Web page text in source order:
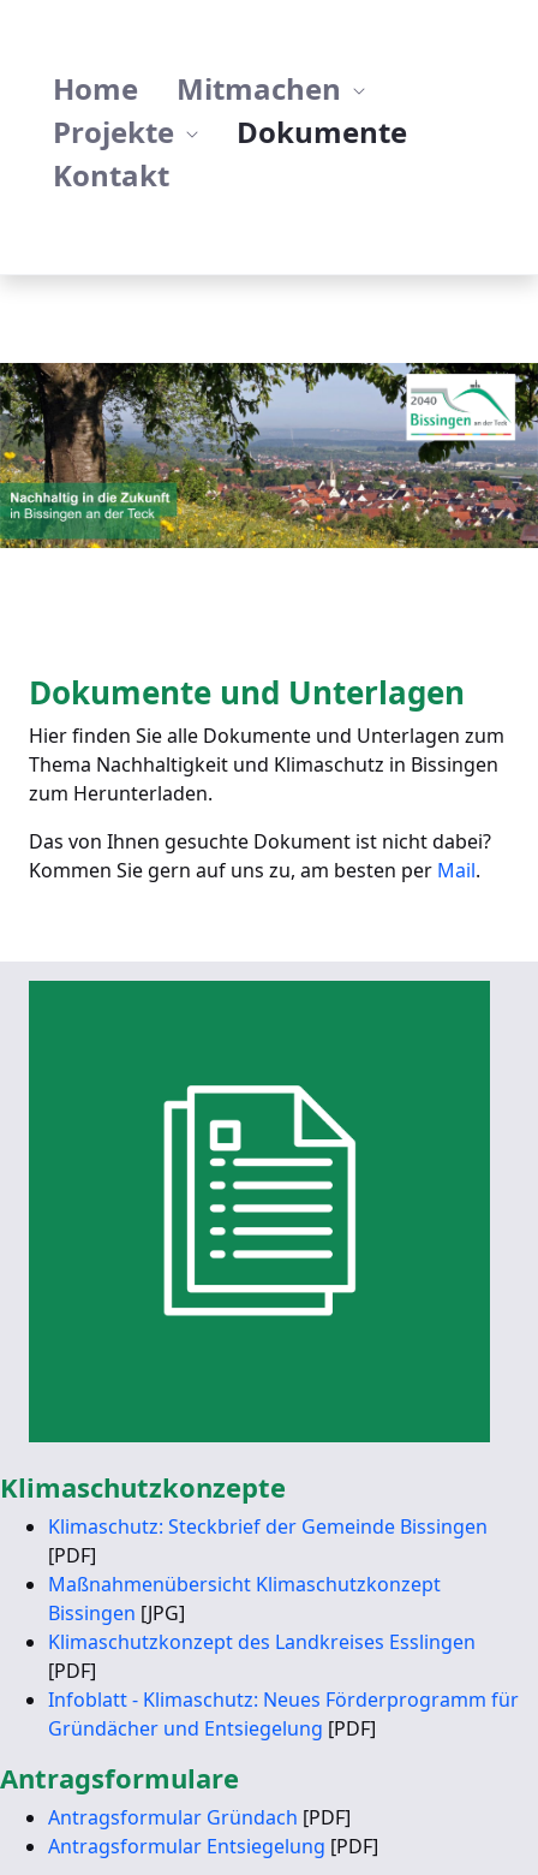
Home
Mitmachen
Projekte
Dokumente
Kontakt
Dokumente und Unterlagen
Hier finden Sie alle Dokumente und Unterlagen zum
Thema Nachhaltigkeit und Klimaschutz in Bissingen
zum Herunterladen.
Das von Ihnen gesuchte Dokument ist nicht dabei?
Kommen Sie gern auf uns zu, am besten per Mail.
Klimaschutzkonzepte
Klimaschutz: Steckbrief der Gemeinde Bissingen
[PDF]
Maßnahmenübersicht Klimaschutzkonzept
Bissingen [JPG]
Klimaschutzkonzept des Landkreises Esslingen
[PDF]
Infoblatt - Klimaschutz: Neues Förderprogramm für
Gründächer und Entsiegelung [PDF]
Antragsformulare
Antragsformular Gründach [PDF]
Antragsformular Entsiegelung [PDF]